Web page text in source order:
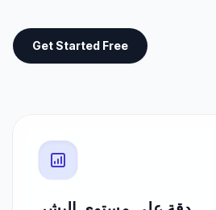
Get Started Free